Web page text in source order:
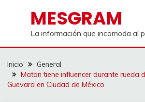
contenidoMESGRAM
La información que incomoda al
Inicio
General
Matan tiene influencer durante rueda
Guevara en Ciudad de México